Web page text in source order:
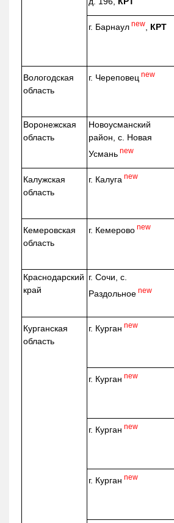
г. Барнаул new КРТ
Вологодская
область
г. Череповец new
Воронежская
область
Новоусманский
район, с. Новая
Усмань new
Калужская
область
г. Калуга new
Кемеровская
область
г. Кемерово new
Краснодарский
край
г. Сочи, с.
Раздольное new
Курганская
область
г. Курган new
г. Курган new
г. Курган new
г. Курган new